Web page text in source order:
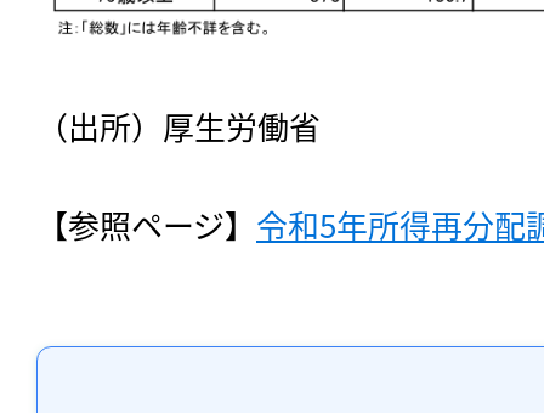
（出所）厚生労働省
【参照ページ】 令和5年所得再分配